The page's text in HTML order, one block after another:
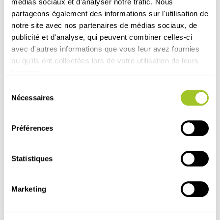
médias sociaux et d'analyser notre trafic. Nous
partageons également des informations sur l'utilisation de
notre site avec nos partenaires de médias sociaux, de
publicité et d'analyse, qui peuvent combiner celles-ci
avec d'autres informations que vous leur avez fournies
ou qu'ils ont collectées lors de votre utilisation de leurs
Nécessaires
Préférences
Statistiques
Marketing
sociaux :
Découvrez nos autres